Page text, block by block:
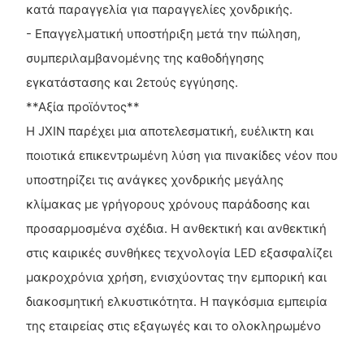
κατά παραγγελία για παραγγελίες χονδρικής.
- Επαγγελματική υποστήριξη μετά την πώληση,
συμπεριλαμβανομένης της καθοδήγησης
εγκατάστασης και 2ετούς εγγύησης.
**Αξία προϊόντος**
Η JXIN παρέχει μια αποτελεσματική, ευέλικτη και
ποιοτικά επικεντρωμένη λύση για πινακίδες νέον που
υποστηρίζει τις ανάγκες χονδρικής μεγάλης
κλίμακας με γρήγορους χρόνους παράδοσης και
προσαρμοσμένα σχέδια. Η ανθεκτική και ανθεκτική
στις καιρικές συνθήκες τεχνολογία LED εξασφαλίζει
μακροχρόνια χρήση, ενισχύοντας την εμπορική και
διακοσμητική ελκυστικότητα. Η παγκόσμια εμπειρία
της εταιρείας στις εξαγωγές και το ολοκληρωμένο